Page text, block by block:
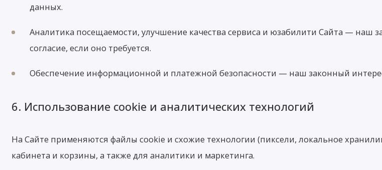
данных.
Аналитика посещаемости, улучшение качества сервиса и юзабилити Сайта —
согласие, если оно требуется.
Обеспечение информационной и платежной безопасности — наш законный
6. Использование cookie и аналитических технологий
На Сайте применяются файлы cookie и схожие технологии (пиксели, локальное
кабинета и корзины, а также для аналитики и маркетинга.